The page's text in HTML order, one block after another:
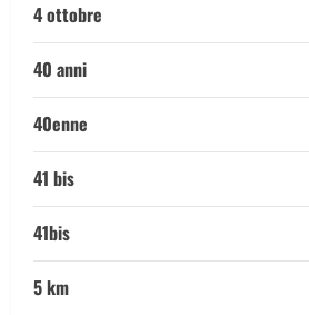
4 ottobre
40 anni
40enne
41 bis
41bis
5 km